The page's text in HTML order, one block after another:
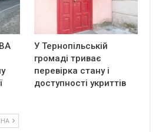
У Тернопільській
громаді триває
перевірка стану і
доступності укриттів